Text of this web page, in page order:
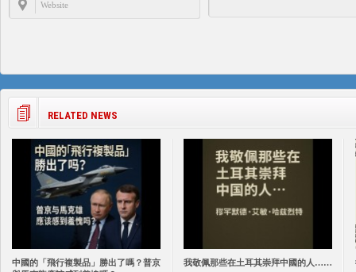
RELATED NEWS
中國的「飛行複製品」勝出了嗎？普京
我敬佩那些在土耳其崇拜中國的人……